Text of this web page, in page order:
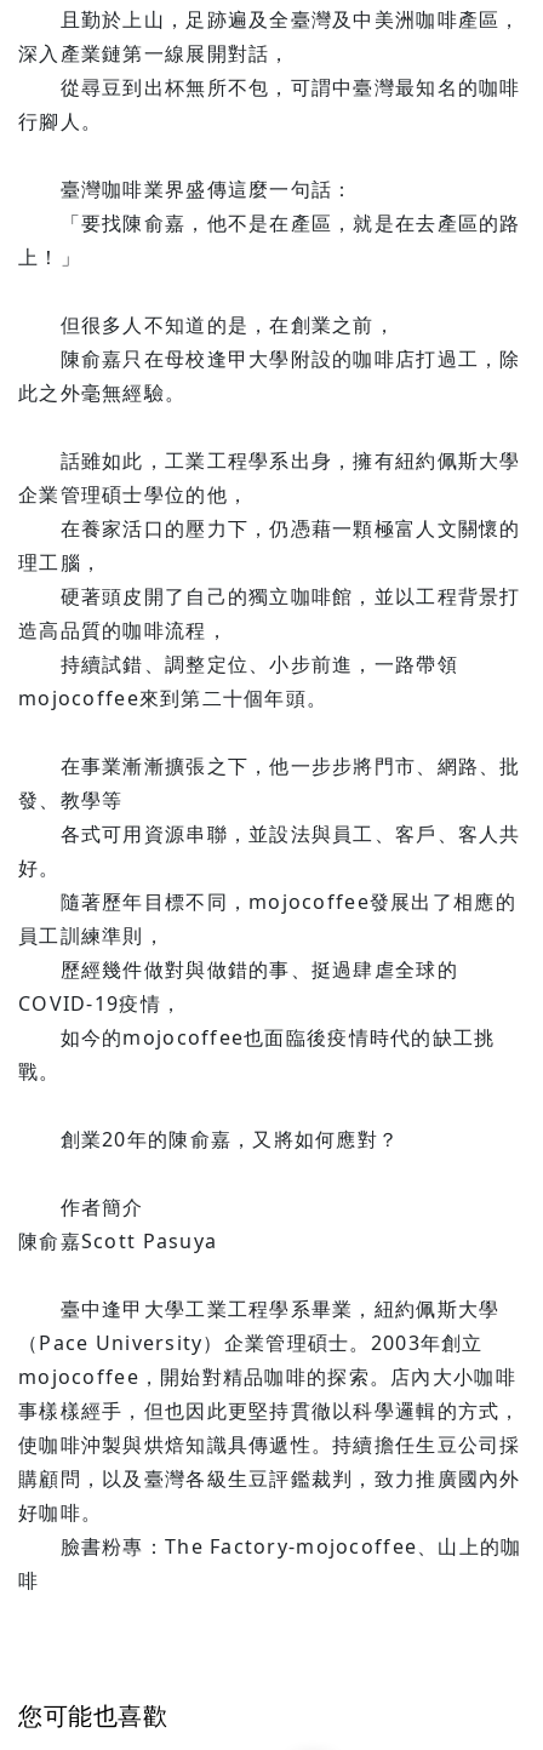
且勤於上山，足跡遍及全臺灣及中美洲咖啡產區，
深入產業鏈第一線展開對話，
從尋豆到出杯無所不包，可謂中臺灣最知名的咖啡
行腳人。
臺灣咖啡業界盛傳這麼一句話：
「要找陳俞嘉，他不是在產區，就是在去產區的路
上！」
但很多人不知道的是，在創業之前，
陳俞嘉只在母校逢甲大學附設的咖啡店打過工，除
此之外毫無經驗。
話雖如此，工業工程學系出身，擁有紐約佩斯大學
企業管理碩士學位的他，
在養家活口的壓力下，仍憑藉一顆極富人文關懷的
理工腦，
硬著頭皮開了自己的獨立咖啡館，並以工程背景打
造高品質的咖啡流程，
持續試錯、調整定位、小步前進，一路帶領
mojocoffee來到第二十個年頭。
在事業漸漸擴張之下，他一步步將門市、網路、批
發、教學等
各式可用資源串聯，並設法與員工、客戶、客人共
好。
隨著歷年目標不同，mojocoffee發展出了相應的
員工訓練準則，
歷經幾件做對與做錯的事、挺過肆虐全球的
COVID-19疫情，
如今的mojocoffee也面臨後疫情時代的缺工挑
戰。
創業20年的陳俞嘉，又將如何應對？
作者簡介
陳俞嘉Scott Pasuya
臺中逢甲大學工業工程學系畢業，紐約佩斯大學
（Pace University）企業管理碩士。2003年創立
mojocoffee，開始對精品咖啡的探索。店內大小咖啡
事樣樣經手，但也因此更堅持貫徹以科學邏輯的方式，
使咖啡沖製與烘焙知識具傳遞性。持續擔任生豆公司採
購顧問，以及臺灣各級生豆評鑑裁判，致力推廣國內外
好咖啡。
臉書粉專：The Factory-mojocoffee、山上的咖
啡
您可能也喜歡